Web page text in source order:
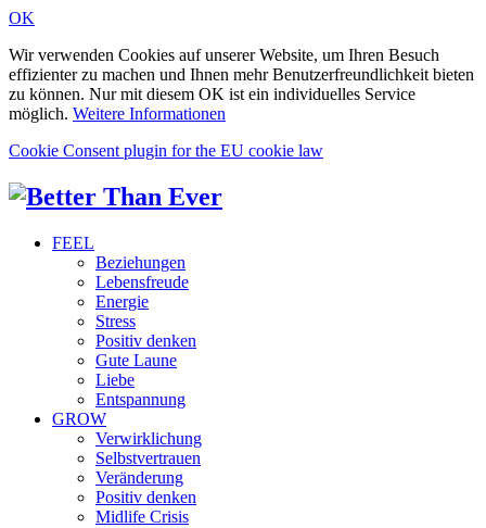
OK
Wir verwenden Cookies auf unserer Website, um Ihren Besuch
effizienter zu machen und Ihnen mehr Benutzerfreundlichkeit bieten
zu können. Nur mit diesem OK ist ein individuelles Service
möglich. Weitere Informationen
Cookie Consent plugin for the EU cookie law
FEEL
Beziehungen
Lebensfreude
Energie
Stress
Positiv denken
Gute Laune
Liebe
Entspannung
GROW
Verwirklichung
Selbstvertrauen
Veränderung
Positiv denken
Midlife Crisis